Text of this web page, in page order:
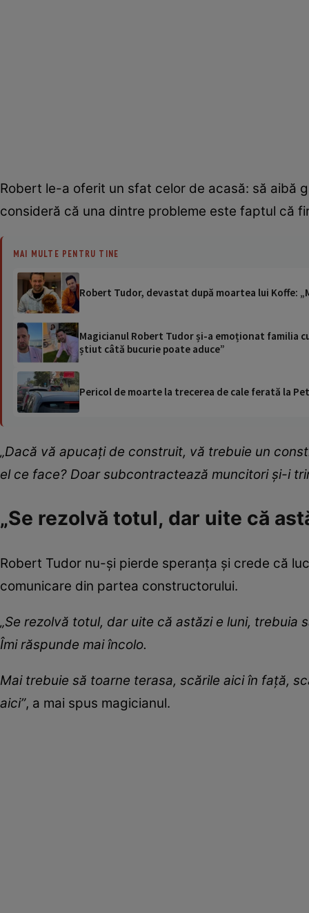
Robert le-a oferit un sfat celor de acasă: să aibă
consideră că una dintre probleme este faptul că
MAI MULTE PENTRU TINE
Robert Tudor, devastat după moartea lui Koffe:
Magicianul Robert Tudor și-a emoționat familia
știut câtă bucurie poate aduce”
Pericol de moarte la trecerea de cale ferată la
„Dacă vă apucați de construit, vă trebuie un
el ce face? Doar subcontractează muncitori și-i
„Se rezolvă totul, dar uite că
Robert Tudor nu-și pierde speranța și crede că
comunicare din partea constructorului.
„Se rezolvă totul, dar uite că astăzi e luni, trebuia
Îmi răspunde mai încolo.
Mai trebuie să toarne terasa, scările aici în față,
aici”, a mai spus magicianul.